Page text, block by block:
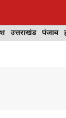
उत्तराखंड पंजाब